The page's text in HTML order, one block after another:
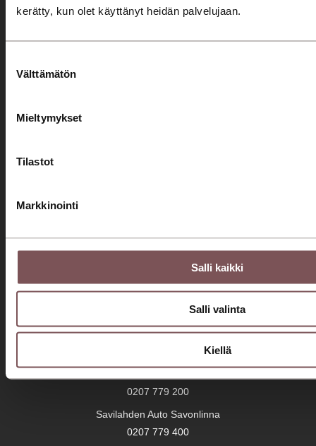
kerätty, kun olet käyttänyt heidän palvelujaan.
valinta
Välttämätön
Mieltymykset
Tilastot
Markkinointi
Salli kaikki
Salli valinta
Kiellä
Huolto
Asiakaspalvelut
Jyväskylä Palanderinkatu
Jyväskylä Aholaidantie
0207 779 200
Savilahden Auto Savonlinna
0207 779 400